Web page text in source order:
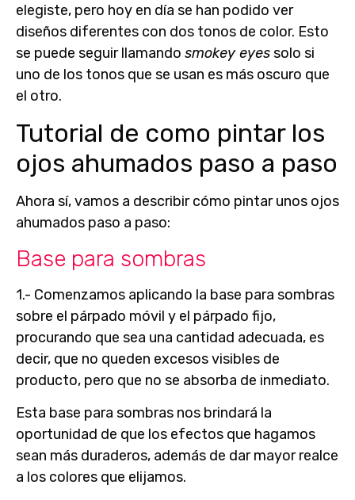
elegiste, pero hoy en día se han podido ver
diseños diferentes con dos tonos de color. Esto
se puede seguir llamando smokey eyessolo si
uno de los tonos que se usan es más oscuro que
el otro.
Tutorial de como pintar los
ojos ahumados paso a paso
Ahora sí, vamos a describir cómo pintar unos ojos
ahumados paso a paso:
Base para sombras
1.- Comenzamos aplicando la base para sombras
sobre el párpado móvil y el párpado fijo,
procurando que sea una cantidad adecuada, es
decir, que no queden excesos visibles de
producto, pero que no se absorba de inmediato.
Esta base para sombras nos brindará la
oportunidad de que los efectos que hagamos
sean más duraderos, además de dar mayor realce
a los colores que elijamos.